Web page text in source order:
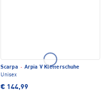
Scarpa · Arpia V Kletterschuhe
Unisex
€ 144,99